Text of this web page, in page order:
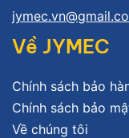
Về JYMEC
Chính sách bảo
Chính sách bảo
Về chúng tôi